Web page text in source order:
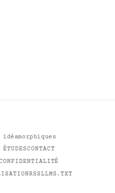
idéamorphiques
CONTACT
RSSLLMS.TXT